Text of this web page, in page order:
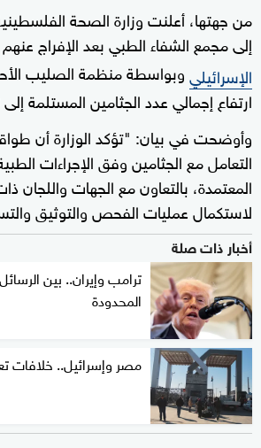
إلى مجمع الشفاء الطبي بعد الإفراج
الإسرائيليوبواسطة منظمة الصليب
ارتفاع إجمالي عدد الجثامين المستلمة إلى 360 جثمانا.
وأوضحت في بيان: "تؤكد الوزارة أن
التعامل مع الجثامين وفق الإجراءات
المعتمدة، بالتعاون مع الجهات واللجان
لاستكمال عمليات الفحص والتوثيق
أخبار ذات صلة
ترامب وإيران.. بين
المحدودة
مصر وإسرائيل.. خلافات